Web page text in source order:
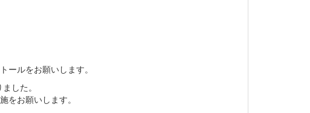
ールをお願いします。
した。
をお願いします。